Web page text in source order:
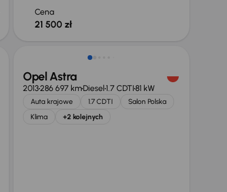
Cena
21 500 zł
Taniej o 1 000 zł
Opel Astra
2013286 697 kmDiesel1.7 CDTI81 kW
Auta krajowe 1.7 CDTI
Salon Polska
Klima
+2 kolejnych